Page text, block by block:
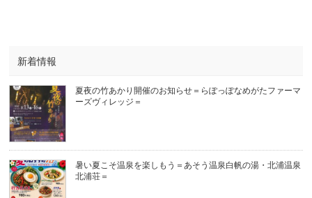
新着情報
夏夜の竹あかり開催のお知らせ＝らぽっぽなめがたファーマ
ーズヴィレッジ＝
暑い夏こそ温泉を楽しもう＝あそう温泉白帆の湯・北浦温泉
北浦荘＝